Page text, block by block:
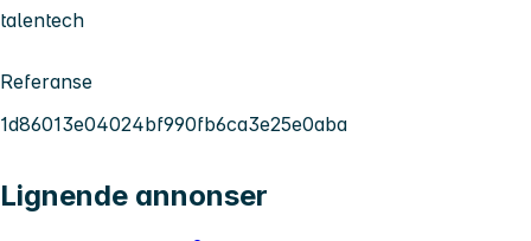
talentech
Referanse
1d86013e04024bf990fb6ca3e25e0aba
Lignende annonser